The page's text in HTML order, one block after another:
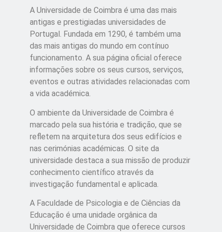
A Universidade de Coimbra é uma das mais
antigas e prestigiadas universidades de
Portugal. Fundada em 1290, é também uma
das mais antigas do mundo em contínuo
funcionamento. A sua página oficial oferece
informações sobre os seus cursos, serviços,
eventos e outras atividades relacionadas com
a vida académica.
O ambiente da Universidade de Coimbra é
marcado pela sua história e tradição, que se
refletem na arquitetura dos seus edifícios e
nas cerimónias académicas. O site da
universidade destaca a sua missão de produzir
conhecimento científico através da
investigação fundamental e aplicada.
A Faculdade de Psicologia e de Ciências da
Educação é uma unidade orgânica da
Universidade de Coimbra que oferece cursos